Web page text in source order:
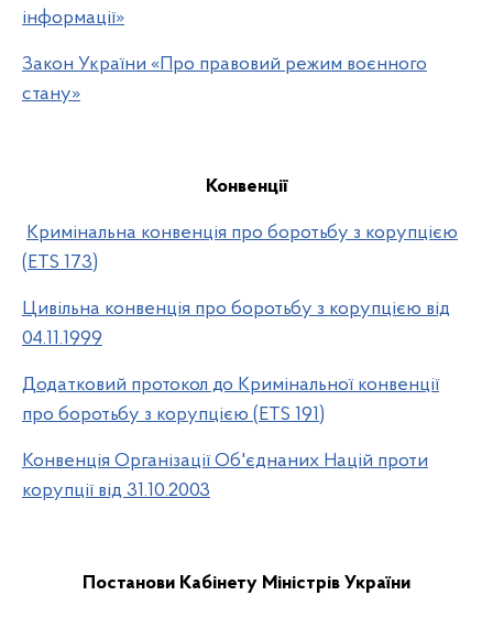
інформації»
Закон України «Про правовий режим воєнного
стану»
Конвенції
Кримінальна конвенція про боротьбу з корупцією
(ETS 173)
Цивільна конвенція про боротьбу з корупцією від
04.11.1999
Додатковий протокол до Кримінальної конвенції
про боротьбу з корупцією (ETS 191)
Конвенція Організації Об'єднаних Націй проти
корупції від 31.10.2003
Постанови Кабінету Міністрів України